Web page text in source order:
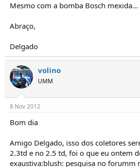
Mesmo com a bomba Bosch mexida...
Abraço,
Delgado
volino
UMM
8 Nov 2012
Bom dia
Amigo Delgado, isso dos coletores
2.3td e no 2.5 td, foi o que eu ontem
exaustiva:blush: pesquisa no forumm